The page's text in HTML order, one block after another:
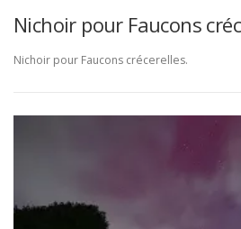
Nichoir pour Faucons
Nichoir pour Faucons crécerelles.